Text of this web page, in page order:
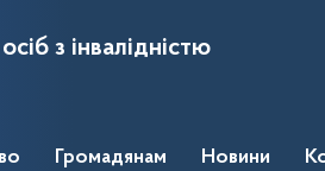
з інвалідністю
Громадянам Новини